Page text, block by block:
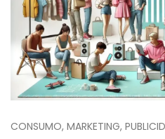
CONSUMO, MARKETING,